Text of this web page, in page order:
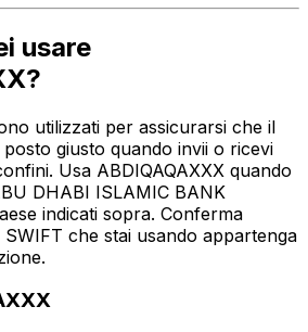
usare
utilizzati per assicurarsi che il
giusto quando invii o ricevi
Usa ABDIQAQAXXX quando
DHABI ISLAMIC BANK
indicati sopra. Conferma
che stai usando appartenga